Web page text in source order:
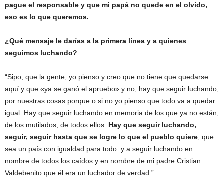
pague el responsable y que mi papá no quede en el olvido,
eso es lo que queremos.
¿Qué mensaje le darías a la primera línea y a quienes
seguimos luchando?
“Sipo, que la gente, yo pienso y creo que no tiene que quedarse
aquí y que «ya se ganó el apruebo» y no, hay que seguir luchando,
por nuestras cosas porque o si no yo pienso que todo va a quedar
igual. Hay que seguir luchando en memoria de los que ya no están,
de los mutilados, de todos ellos. Hay que seguir luchando,
seguir, seguir hasta que se logre lo que el pueblo quiere , que
sea un país con igualdad para todo. y a seguir luchando en
nombre de todos los caídos y en nombre de mi padre Cristian
Valdebenito que él era un luchador de verdad.”